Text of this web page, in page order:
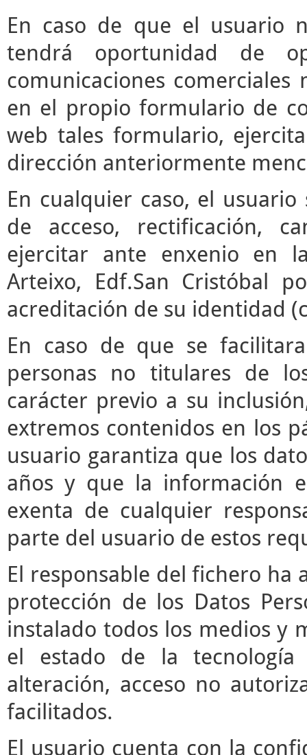
En caso de que el usuario
tendrá oportunidad de
comunicaciones
en el propio formulario de
web tales formulario,
dirección anteriormente
En cualquier caso, el
de acceso, rectificación,
ejercitar ante enxenio en
Arteixo, Edf.San Cristóbal
acreditación de su identidad
En caso de que se
personas no titulares de
carácter previo a su
extremos contenidos en los
usuario garantiza que los
años y que la información
exenta de cualquier
parte del usuario de estos
El responsable del fichero ha
protección de los Datos
instalado todos los medios y
el estado de la
alteración, acceso no
facilitados.
El usuario cuenta con la